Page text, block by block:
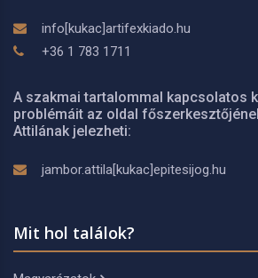
info[kukac]artifexkiado.hu
+36 1 783 1711
A szakmai tartalommal kapcsolatos
problémáit az oldal
Attilának jelezheti:
jambor.attila[kukac]epitesijog.hu
Mit hol találok?